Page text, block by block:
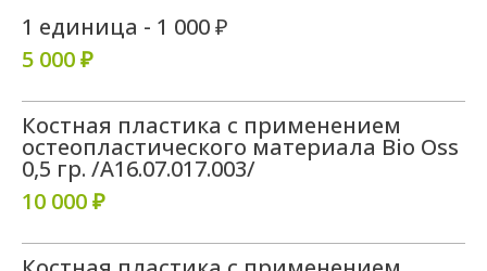
1 единица - 1 000 ₽
5 000 ₽
Костная пластика с применением
остеопластического материала Bio Oss
0,5 гр. /A16.07.017.003/
10 000 ₽
93 отзывов 36 отзывов